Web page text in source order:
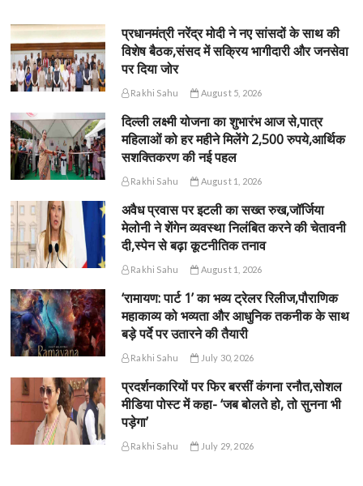
प्रधानमंत्री नरेंद्र मोदी ने नए सांसदों के साथ की
विशेष बैठक,संसद में सक्रिय भागीदारी और जनसेवा
पर दिया जोर
Rakhi Sahu August 5, 2026
दिल्ली लक्ष्मी योजना का शुभारंभ आज से,पात्र
महिलाओं को हर महीने मिलेंगे 2,500 रुपये,आर्थिक
सशक्तिकरण की नई पहल
Rakhi Sahu August 1, 2026
अवैध प्रवास पर इटली का सख्त रुख,जॉर्जिया
मेलोनी ने शेंगेन व्यवस्था निलंबित करने की चेतावनी
दी,स्पेन से बढ़ा कूटनीतिक तनाव
Rakhi Sahu August 1, 2026
‘रामायण: पार्ट 1’ का भव्य ट्रेलर रिलीज,पौराणिक
महाकाव्य को भव्यता और आधुनिक तकनीक के साथ
बड़े पर्दे पर उतारने की तैयारी
Rakhi Sahu July 30, 2026
प्रदर्शनकारियों पर फिर बरसीं कंगना रनौत,सोशल
मीडिया पोस्ट में कहा- ‘जब बोलते हो, तो सुनना भी
पड़ेगा’
Rakhi Sahu July 29, 2026